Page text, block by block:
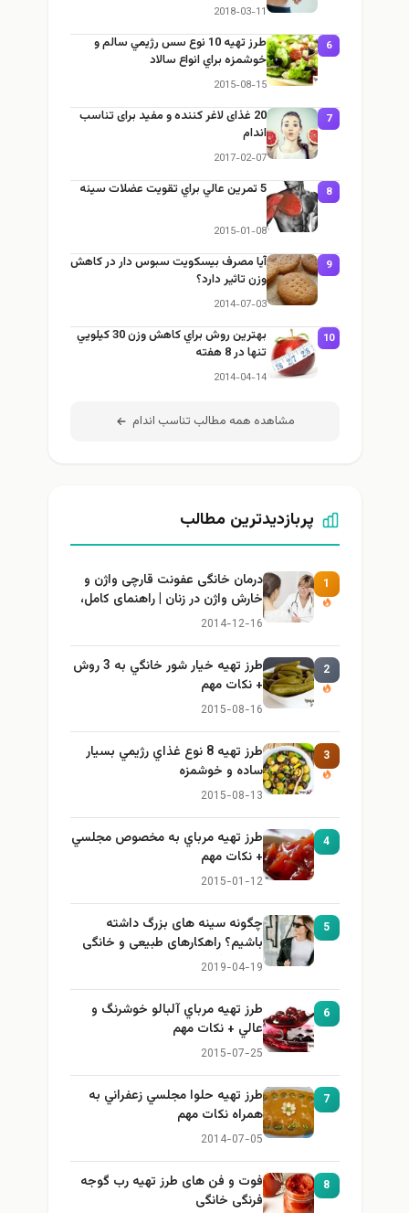
2018-03-11
طرز تهيه 10 نوع سس رژيمي سالم و
خوشمزه براي انواع سالاد
2015-08-15
20 غذای لاغر کننده و مفید برای تناسب
اندام
2017-02-07
5 تمرين عالي براي تقويت عضلات سينه
2015-01-08
آيا مصرف بيسكويت سبوس دار در كاهش
وزن تاثير دارد؟
2014-07-03
بهترين روش براي كاهش وزن 30 كيلويي
تنها در 8 هفته
2014-04-14
مشاهده همه مطالب تناسب اندام
پربازدیدترین مطالب
درمان خانگی عفونت قارچی واژن و
خارش واژن در زنان | راهنمای کامل،
ایمن و کاربردی
2014-12-16
طرز تهيه خیار شور خانگي به 3 روش
+ نكات مهم
2015-08-16
طرز تهيه 8 نوع غذاي رژيمي بسيار
ساده و خوشمزه
2015-08-13
طرز تهيه مرباي به مخصوص مجلسي
+ نكات مهم
2015-01-12
چگونه سینه های بزرگ داشته
باشیم؟ راهکارهای طبیعی و خانگی
برای بزرگ کردن سینه
2019-04-19
طرز تهيه مرباي آلبالو خوشرنگ و
عالي + نكات مهم
2015-07-25
طرز تهيه حلوا مجلسي زعفراني به
همراه نكات مهم
2014-07-05
فوت و فن های طرز تهیه رب گوجه
فرنگی خانگی